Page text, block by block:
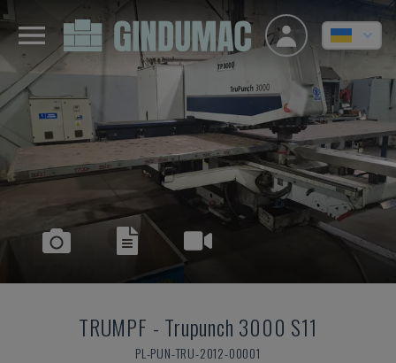
TRUMPF - Trupunch 3000 S11
PL-PUN-TRU-2012-00001